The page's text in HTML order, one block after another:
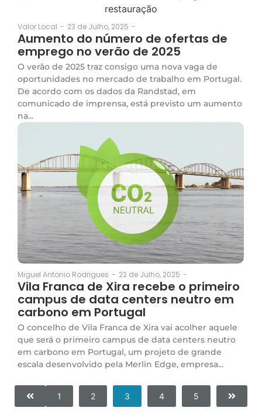
Valor Local - 23 de Julho, 2025 -
Aumento do número de ofertas de
emprego no verão de 2025
O verão de 2025 traz consigo uma nova vaga de
oportunidades no mercado de trabalho em Portugal.
De acordo com os dados da Randstad, em
comunicado de imprensa, está previsto um aumento
na...
Miguel Antonio Rodrigues - 22 de Julho, 2025 -
Vila Franca de Xira recebe o primeiro
campus de data centers neutro em
carbono em Portugal
O concelho de Vila Franca de Xira vai acolher aquele
que será o primeiro campus de data centers neutro
em carbono em Portugal, um projeto de grande
escala desenvolvido pela Merlin Edge, empresa...
1 2 3 4 5